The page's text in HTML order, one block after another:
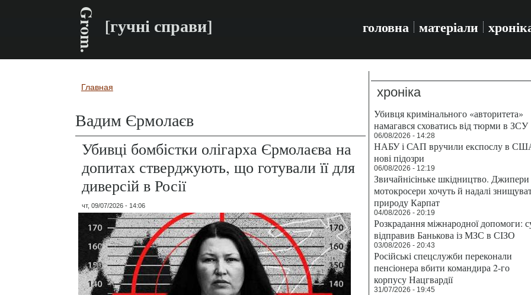
Grom. [гучні справи] головна матеріали
Вы здесь
Главная
Вадим Єрмолаєв
Убивці бомбістки олігарха Єрмолаєва на
допитах стверджують, що готували її для
диверсій в Росії
чт, 09/07/2026 - 14:06
хроніка
Убивця кримінального «авторитета»
намагався сховатись від тюрми в ЗСУ
06/08/2026 - 14:28
НАБУ і САП вручили експослу в
нові підозри
06/08/2026 - 12:19
Звичайнісіньке шкідництво. Джипери
мотокросери хочуть й надалі
природу Карпат
04/08/2026 - 20:19
Розкрадання міжнародної допомоги:
відправив Банькова із МЗС в СІЗО
03/08/2026 - 20:43
Російські спецслужби переконали
пенсіонера вбити командира 2-го
корпусу Нацгвардії
31/07/2026 - 19:45